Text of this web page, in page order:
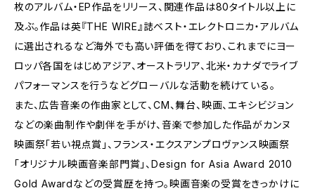
枚のアルバム・EP作品をリリース、関連作品は80タイトル以上に
及ぶ。作品は英『THE WIRE』誌ベスト・エレクトロニカ・アルバム
に選出されるなど海外でも高い評価を得ており、これまでにヨー
ロッパ各国をはじめアジア、オーストラリア、北米・カナダでライブ
パフォーマンスを行うなどグローバルな活動を続けている。
また、広告音楽の作曲家として、CM、舞台、映画、エキシビジョン
などの楽曲制作や劇伴を手がけ、音楽で参加した作品がカンヌ
映画祭「若い視点賞」、フランス・エクスアンプロヴァンス映画祭
「オリジナル映画音楽部門賞」、Design for Asia Award 2010
Gold Awardなどの受賞歴を持つ。映画音楽の受賞をきっかけに